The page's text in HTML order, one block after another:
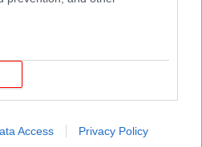
Access Privacy Policy
κύκλωμα